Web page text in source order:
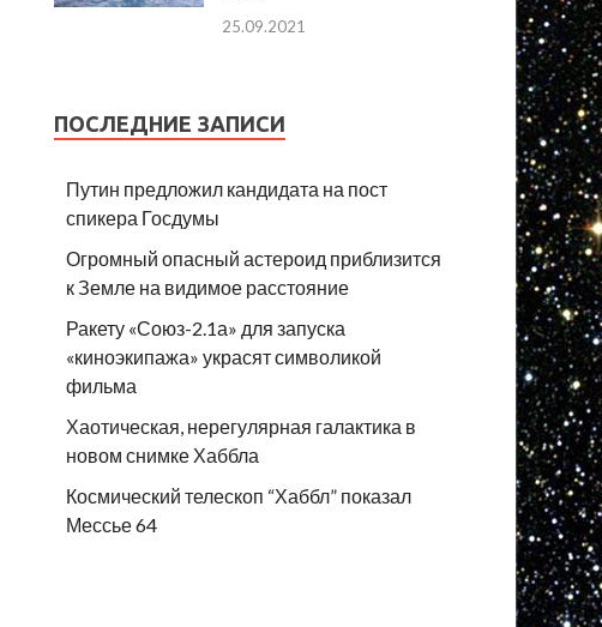
25.09.2021
ПОСЛЕДНИЕ ЗАПИСИ
Путин предложил кандидата на пост
спикера Госдумы
Огромный опасный астероид приблизится
к Земле на видимое расстояние
Ракету «Союз-2.1а» для запуска
«киноэкипажа» украсят символикой
фильма
Хаотическая, нерегулярная галактика в
новом снимке Хаббла
Космический телескоп “Хаббл” показал
Мессье 64